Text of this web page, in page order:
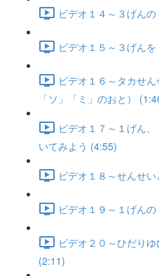
ビデオ１４～３げん
ビデオ１５～３げん
ビデオ１６～タカせ
「ソ」「ミ」のおと）
ビデオ１７～１げん
いてみよう (4:55)
ビデオ１８～せんせ
ビデオ１９～１げん
ビデオ２０～ひだり
(2:11)